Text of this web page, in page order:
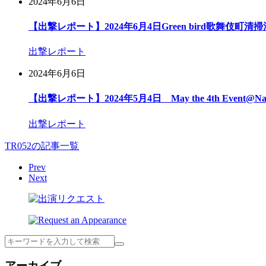
【出撃レポート】2024年6月4日Green bird歌舞伎町清掃
出撃レポート
2024年6月6日
【出撃レポート】2024年5月4日 May the 4th
出撃レポート
TR052の記事一覧
Prev
Next
検